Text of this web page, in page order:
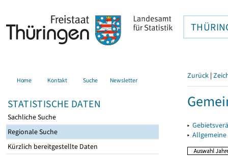
Home Kontakt Suche Newsletter
STATISTISCHE DATEN
Sachliche Suche
Regionale Suche
Kürzlich bereitgestellte Daten
Zurück |
▸
▸